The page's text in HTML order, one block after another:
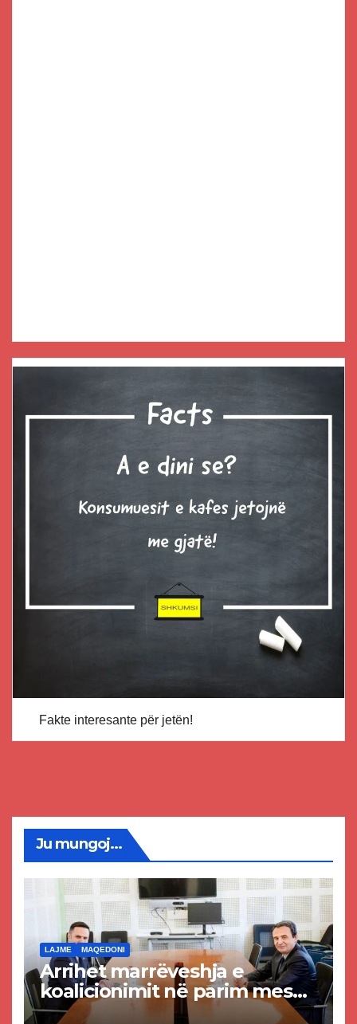
Fakte interesante për jetën!
Ju mungoj...
LAJME MAQEDONI
Arrihet marrëveshja e
koalicionimit në parim mes
Kurtit dhe Abdixhikut